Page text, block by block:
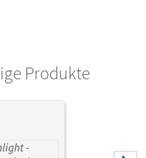
Produkte